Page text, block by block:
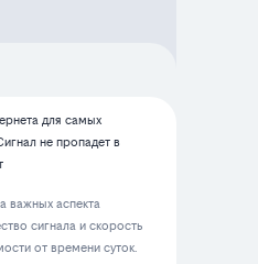
для самых
не пропадет в
важных аспекта
сигнала и скорость
от времени суток.